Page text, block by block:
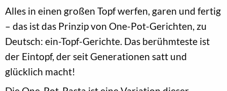
Alles in einen großen Topf werfen, garen und fertig
– das ist das Prinzip von One-Pot-Gerichten, zu
Deutsch: ein-Topf-Gerichte. Das berühmteste ist
der Eintopf, der seit Generationen satt und
glücklich macht!